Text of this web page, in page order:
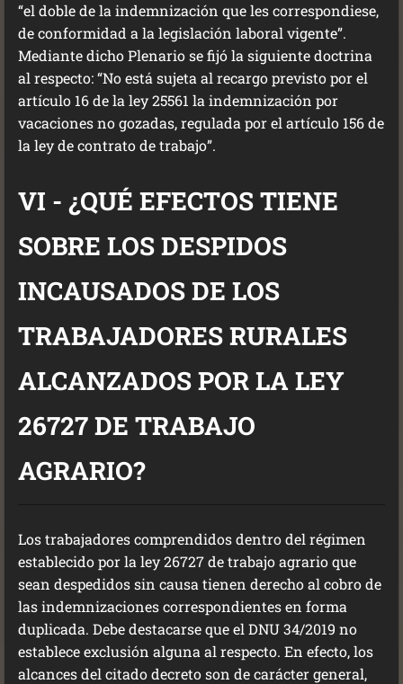
“el doble de la indemnización que les correspondiese,
de conformidad a la legislación laboral vigente”.
Mediante dicho Plenario se fijó la siguiente doctrina
al respecto: “No está sujeta al recargo previsto por el
artículo 16 de la ley 25561 la indemnización por
vacaciones no gozadas, regulada por el artículo 156 de
la ley de contrato de trabajo”.
VI - ¿QUÉ EFECTOS TIENE
SOBRE LOS DESPIDOS
INCAUSADOS DE LOS
TRABAJADORES RURALES
ALCANZADOS POR LA LEY
26727 DE TRABAJO
AGRARIO?
Los trabajadores comprendidos dentro del régimen
establecido por la ley 26727 de trabajo agrario que
sean despedidos sin causa tienen derecho al cobro de
las indemnizaciones correspondientes en forma
duplicada. Debe destacarse que el DNU 34/2019 no
establece exclusión alguna al respecto. En efecto, los
alcances del citado decreto son de carácter general,